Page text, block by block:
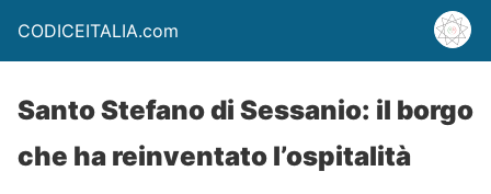
CODICEITALIA.com
Santo Stefano di Sessanio: il borgo
che ha reinventato l’ospitalità